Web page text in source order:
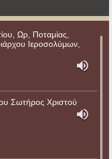
Ωρ, Ποταμίας,
Ιεροσολύμων,
Σωτήρος Χριστού